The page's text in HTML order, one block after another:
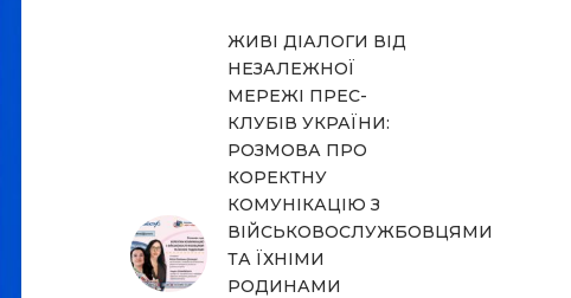
ЖИВІ ДІАЛОГИ ВІД
НЕЗАЛЕЖНОЇ
МЕРЕЖІ ПРЕС-
КЛУБІВ УКРАЇНИ:
РОЗМОВА ПРО
КОРЕКТНУ
КОМУНІКАЦІЮ З
ВІЙСЬКОВОСЛУЖБОВЦЯМИ
ТА ЇХНІМИ
РОДИНАМИ